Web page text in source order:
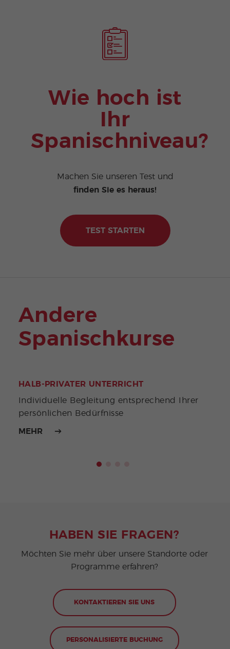
Wie hoch ist
Ihr
Spanischniveau?
Machen Sie unseren Test und
finden Sie es heraus!
TEST STARTEN
Andere
Spanischkurse
HALB-PRIVATER UNTERRICHT
Individuelle Begleitung entsprechend Ihrer
persönlichen Bedürfnisse
MEHR
HABEN SIE FRAGEN?
Möchten Sie mehr über unsere Standorte oder
Programme erfahren?
KONTAKTIEREN SIE UNS
PERSONALISIERTE BUCHUNG